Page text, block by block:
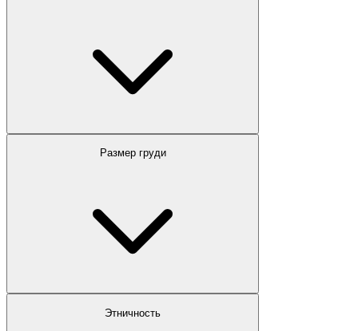
Размер груди
Этничность